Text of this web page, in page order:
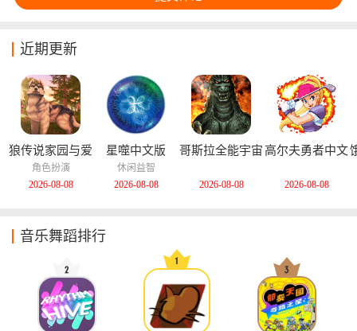
近期更新
狼传说家园与爱
心中文版
角色扮演
2026-08-08
星噬中文版
休闲益智
2026-08-08
哥斯拉全能宇宙
2026-08-08
高尔夫勇者中文
2026-08-08
音乐舞蹈排行